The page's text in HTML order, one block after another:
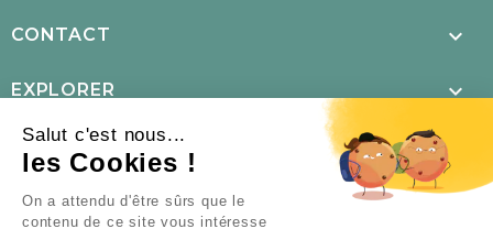
CONTACT 
EXPLORER 
MENTIONS LÉGALES 
NOUS SUIVRE 
×
Salut c'est nous...
les Cookies !
On a attendu d'être sûrs que le
contenu de ce site vous intéresse